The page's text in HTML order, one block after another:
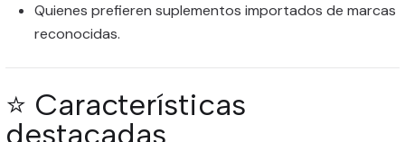
Quienes prefieren suplementos importados de marcas
reconocidas.
⭐ Características
destacadas